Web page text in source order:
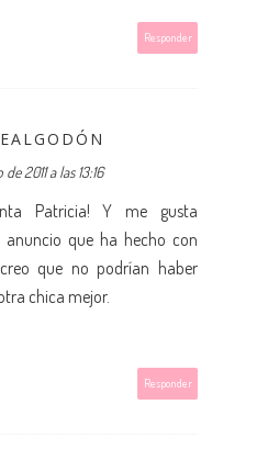
Responder
2011 a las 13:16
Patricia! Y me gusta
anuncio que ha hecho con
que no podrían haber
chica mejor.
Responder